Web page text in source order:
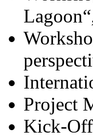
Project
Kick-Off